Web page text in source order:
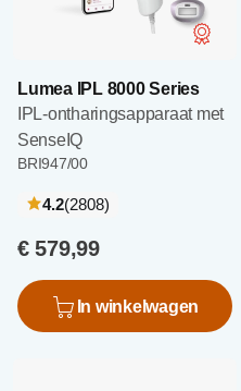
Lumea IPL 8000 Series
IPL-ontharingsapparaat met
SenseIQ
BRI947/00
4.2(2808recensies
)
€ 579,99
In winkelwagen